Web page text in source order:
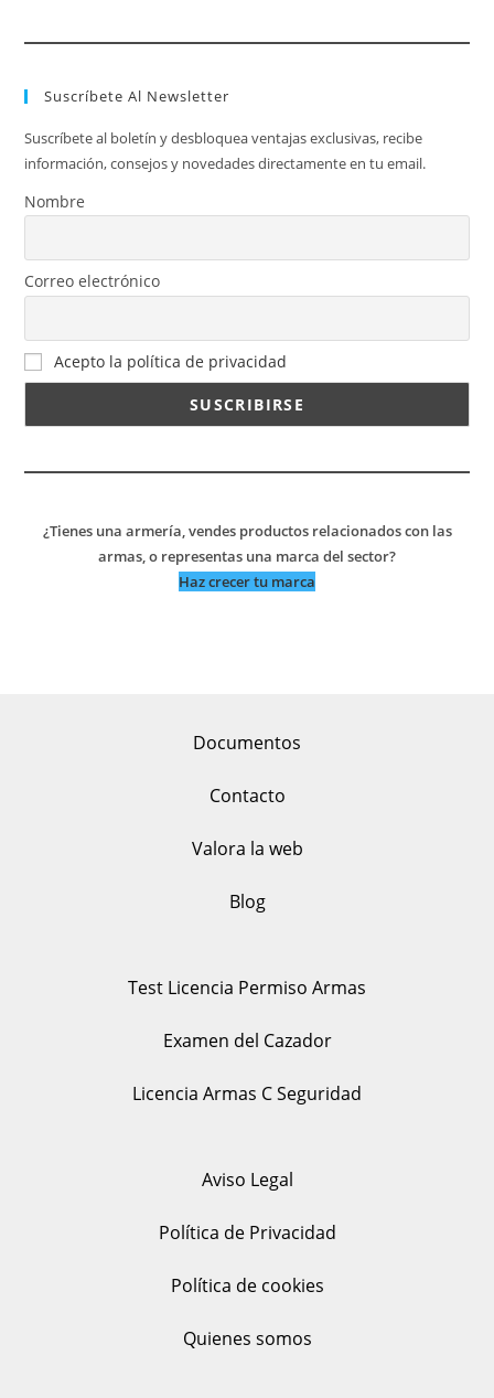
Suscríbete Al Newsletter
Suscríbete al boletín y desbloquea ventajas exclusivas, recibe
información, consejos y novedades directamente en tu email.
Nombre
Correo electrónico
Acepto la política de privacidad
¿Tienes una armería, vendes productos relacionados con las
armas, o representas una marca del sector?
Haz crecer tu marca
Documentos
Contacto
Valora la web
Blog
Test Licencia Permiso Armas
Examen del Cazador
Licencia Armas C Seguridad
Aviso Legal
Política de Privacidad
Política de cookies
Quienes somos